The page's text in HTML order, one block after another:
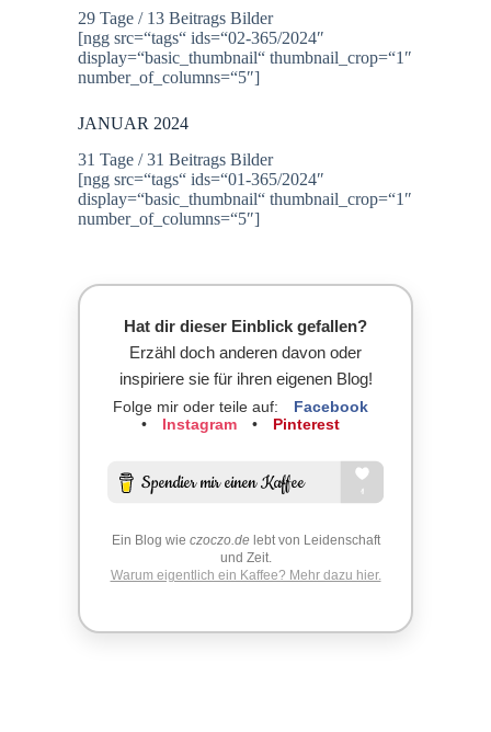
29 Tage / 13 Beitrags Bilder
[ngg src=“tags“ ids=“02-365/2024″
display=“basic_thumbnail“ thumbnail_crop=“1″
number_of_columns=“5″]
JANUAR 2024
31 Tage / 31 Beitrags Bilder
[ngg src=“tags“ ids=“01-365/2024″
display=“basic_thumbnail“ thumbnail_crop=“1″
number_of_columns=“5″]
Hat dir dieser Einblick gefallen?
Erzähl doch anderen davon oder
inspiriere sie für ihren eigenen Blog!
Folge mir oder teile auf:
Facebook
•
Instagram • Pinterest
Ein Blog wie czoczo.delebt von Leidenschaft
und Zeit.
Warum eigentlich ein Kaffee? Mehr dazu hier.